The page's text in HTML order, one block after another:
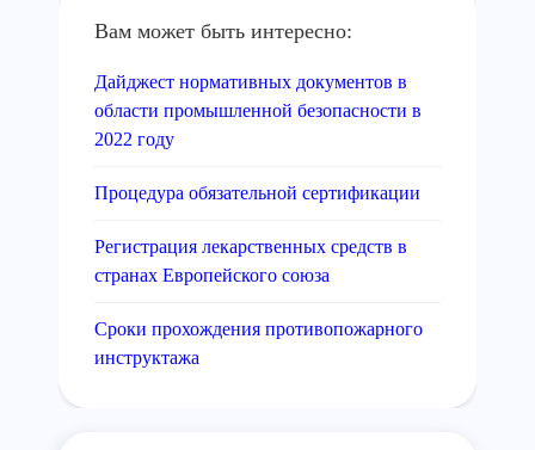
Вам может быть интересно:
Дайджест нормативных документов в
области промышленной безопасности в
2022 году
Процедура обязательной сертификации
Регистрация лекарственных средств в
странах Европейского союза
Сроки прохождения противопожарного
инструктажа